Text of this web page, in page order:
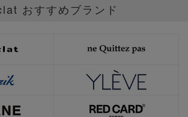
おすすめブランド